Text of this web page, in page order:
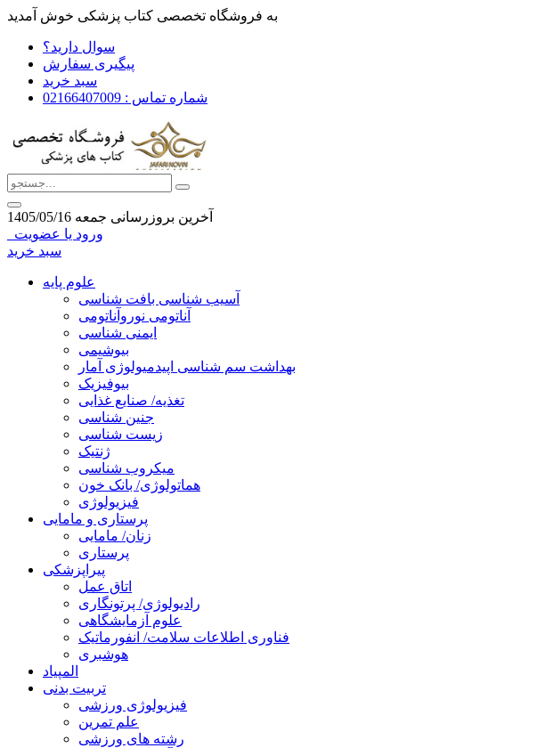
به فروشگاه تخصصی کتاب پزشکی خوش آمدید
سوال دارید؟
پیگیری سفارش
سبد خرید
شماره تماس : 02166407009
آخرین بروزرسانی جمعه 1405/05/16
ورود یا عضویت
سبد خرید
علوم پایه
آسیب شناسی بافت شناسی
آناتومی نوروآناتومی
ایمنی شناسی
بیوشیمی
بهداشت سم شناسی اپیدمیولوژی آمار
بیوفیزیک
تغذیه/ صنایع غذایی
جنین شناسی
زیست شناسی
ژنتیک
میکروب شناسی
هماتولوژی/ بانک خون
فیزیولوژی
پرستاری و مامایی
زنان/ مامایی
پرستاری
پیراپزشکی
اتاق عمل
رادیولوژی/ پرتونگاری
علوم آزمایشگاهی
فناوری اطلاعات سلامت/ انفورماتیک
هوشبری
المپیاد
تربیت بدنی
فیزیولوژی ورزشی
علم تمرین
رشته های ورزشی